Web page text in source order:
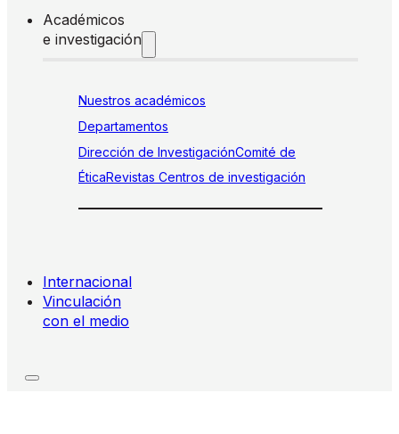
Académicos
e investigación
Nuestros académicos
Departamentos
Dirección de InvestigaciónComité de
ÉticaRevistas Centros de investigación
Internacional
Vinculación
con el medio